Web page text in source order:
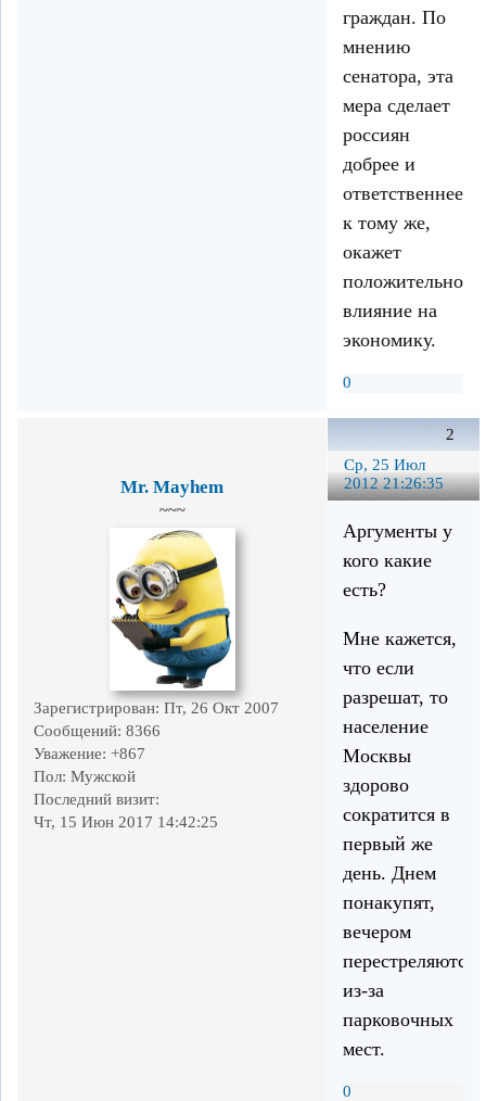
граждан. По
мнению
сенатора, эта
мера сделает
россиян
добрее и
ответственнее,
к тому же,
окажет
положительное
влияние на
экономику.
0
2
Ср, 25 Июл
2012 21:26:35
Mr. Mayhem
~~~
Зарегистрирован: Пт, 26 Окт 2007
Сообщений: 8366
Уважение: +867
Пол: Мужской
Последний визит:
Чт, 15 Июн 2017 14:42:25
Аргументы у
кого какие
есть?
Мне кажется,
что если
разрешат, то
население
Москвы
здорово
сократится в
первый же
день. Днем
понакупят,
вечером
перестреляются
из-за
парковочных
мест.
0